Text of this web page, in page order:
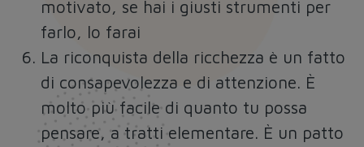
motivato, se hai i giusti strumenti per
farlo, lo farai
La riconquista della ricchezza è un fatto
di consapevolezza e di attenzione. È
molto più facile di quanto tu possa
pensare, a tratti elementare. È un patto